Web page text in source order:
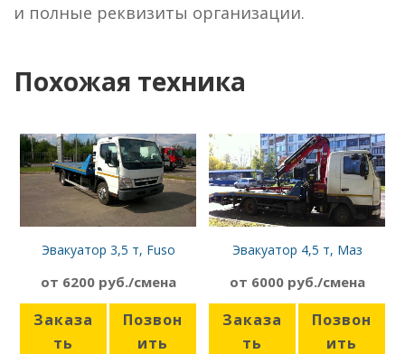
и полные реквизиты организации.
Похожая техника
Эвакуатор 3,5 т, Fuso
от 6200 руб./смена
Заказа
ть
Позвон
ить
Эвакуатор 4,5 т, Маз
от 6000 руб./смена
Заказа
ть
Позвон
ить